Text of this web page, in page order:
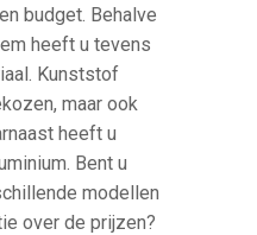
budget. Behalve
heeft u tevens
Kunststof
maar ook
heeft u
Bent u
modellen
over de prijzen?